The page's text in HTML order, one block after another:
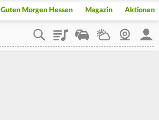
Guten Morgen Hessen Magazin Aktionen
PlaylistStaupilotWetterWebcam